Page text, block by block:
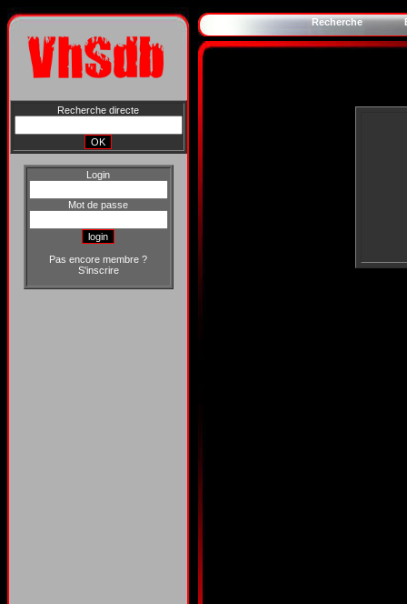
Recherche directe
Login
Mot de passe
Pas encore membre ?
S'inscrire
Recherche